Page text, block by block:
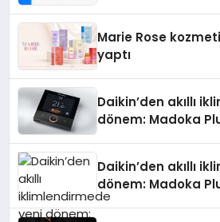
Marie Rose
yaptı
Daikin’den akıllı
dönem: Madoka
Daikin’den akıllı
dönem: Madoka